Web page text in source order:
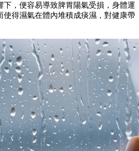
下，便容易導致脾胃陽氣受損，身體運
使得濕氣在體內堆積成痰濕，對健康帶